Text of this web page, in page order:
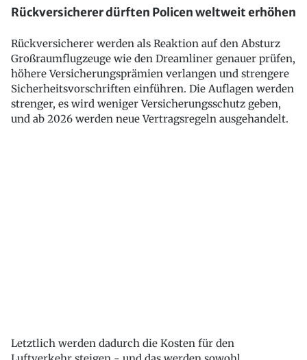
Rückversicherer dürften Policen weltweit erhöhen
Rückversicherer werden als Reaktion auf den Absturz
Großraumflugzeuge wie den Dreamliner genauer prüfen,
höhere Versicherungsprämien verlangen und strengere
Sicherheitsvorschriften einführen. Die Auflagen werden
strenger, es wird weniger Versicherungsschutz geben,
und ab 2026 werden neue Vertragsregeln ausgehandelt.
Letztlich werden dadurch die Kosten für den